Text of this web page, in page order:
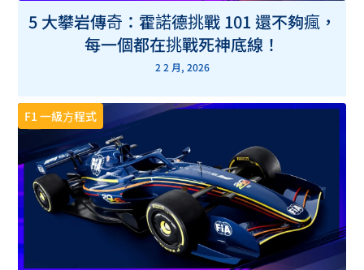
5 大攀岩傳奇：霍諾德挑戰 101 還不夠瘋，
每一個都在挑戰死神底線！
2 2 月, 2026
F1 一級方程式